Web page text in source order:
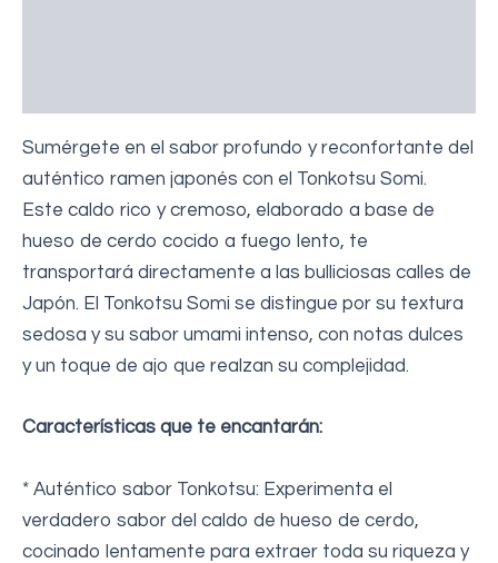
Sumérgete en el sabor profundo y reconfortante del
auténtico ramen japonés con el Tonkotsu Somi.
Este caldo rico y cremoso, elaborado a base de
hueso de cerdo cocido a fuego lento, te
transportará directamente a las bulliciosas calles de
Japón. El Tonkotsu Somi se distingue por su textura
sedosa y su sabor umami intenso, con notas dulces
y un toque de ajo que realzan su complejidad.
Características que te encantarán:
* Auténtico sabor Tonkotsu: Experimenta el
verdadero sabor del caldo de hueso de cerdo,
cocinado lentamente para extraer toda su riqueza y